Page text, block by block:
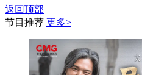
返回顶部
节目推荐 更多>